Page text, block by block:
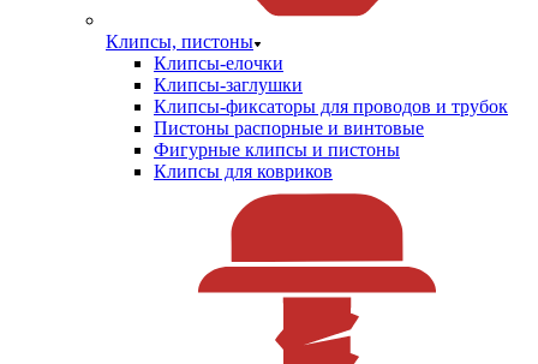
Клипсы, пистоны
Клипсы-елочки
Клипсы-заглушки
Клипсы-фиксаторы для проводов и трубок
Пистоны распорные и винтовые
Фигурные клипсы и пистоны
Клипсы для ковриков